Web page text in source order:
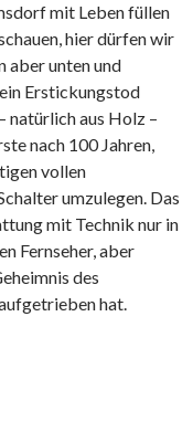
mit Leben füllen
hier dürfen wir
aber unten und
Erstickungstod
natürlich aus Holz –
nach 100 Jahren,
vollen
umzulegen. Das
mit Technik nur in
Fernseher, aber
des
hat.